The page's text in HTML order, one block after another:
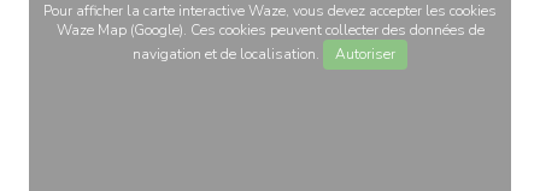
Pour afficher la carte interactive Waze, vous devez accepter les cookies
Waze Map (Google). Ces cookies peuvent collecter des données de
navigation et de localisation.
Autoriser